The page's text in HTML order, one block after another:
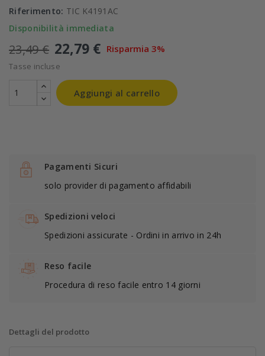
Riferimento: TIC K4191AC
Disponibilità immediata
23,49 € 22,79 € Risparmia 3%
Tasse incluse
Aggiungi al carrello
Pagamenti Sicuri
solo provider di pagamento affidabili
Spedizioni veloci
Spedizioni assicurate - Ordini in arrivo in 24h
Reso facile
Procedura di reso facile entro 14 giorni
Dettagli del prodotto